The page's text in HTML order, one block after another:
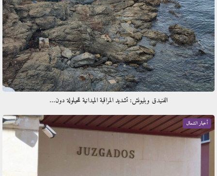
الفنيدق وبليونش: تشديد المراقبة الميدانية للحيلولة دون…
أخبار الشمال